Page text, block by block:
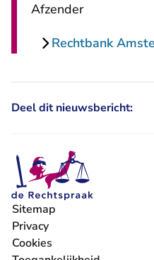
Afzender
Rechtbank
Deel dit nieuwsbericht:
Sitemap
Privacy
Cookies